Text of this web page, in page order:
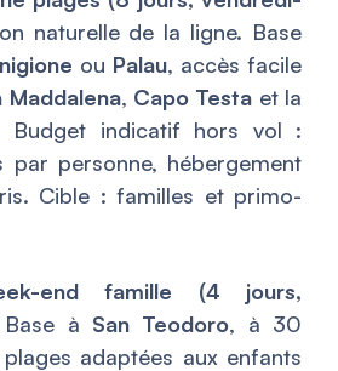
naturelle de la ligne. Base
ou Palau, accès facile
Maddalena, Capo Testa et la
Budget indicatif hors vol :
par personne, hébergement
Cible : familles et primo-
end famille (4 jours,
Base à San Teodoro, à 30
plages adaptées aux enfants